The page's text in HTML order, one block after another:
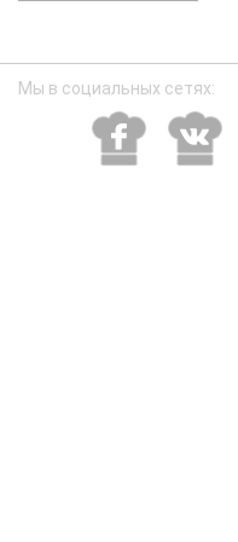
Мы в социальных сетях: